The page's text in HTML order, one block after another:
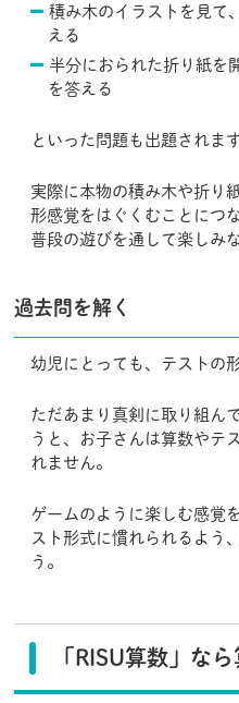
積み木のイラストを見て
える
半分におられた折り紙を
を答える
といった問題も出題されます
実際に本物の積み木や折り
形感覚をはぐくむことにつ
普段の遊びを通して楽しみ
過去問を解く
幼児にとっても、テストの
ただあまり真剣に取り組ん
うと、お子さんは算数やテ
れません。
ゲームのように楽しむ感覚
スト形式に慣れられるよう
う。
「RISU算数」な